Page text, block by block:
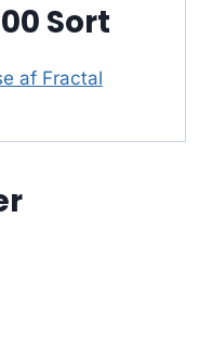
Sort
af Fractal